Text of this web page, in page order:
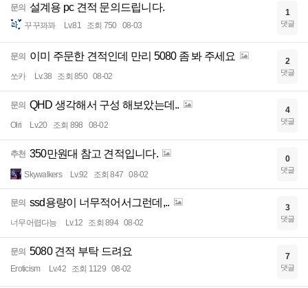
문의 설계용 pc 견적 문의드립니다.
꾸꾸꽈꽈 Lv.81 조회 750 08-03
1
댓글
문의 이미 주문한 견적인데 만리 5080 좀 봐 주세요
쏘카 Lv.38 조회 850 08-02
2
댓글
문의 QHD 생각해서 구성 해보았는데..
Olri Lv.20 조회 898 08-02
4
댓글
추천 350만원대 참고 견적입니다.
Skywalkers Lv.92 조회 847 08-02
0
댓글
문의 ssd용량이 너무적어서그런데,..
너무어렵다능 Lv.12 조회 894 08-02
3
댓글
문의 5080 견적 부탁 드려요
Eroticism Lv.42 조회 1129 08-02
7
댓글